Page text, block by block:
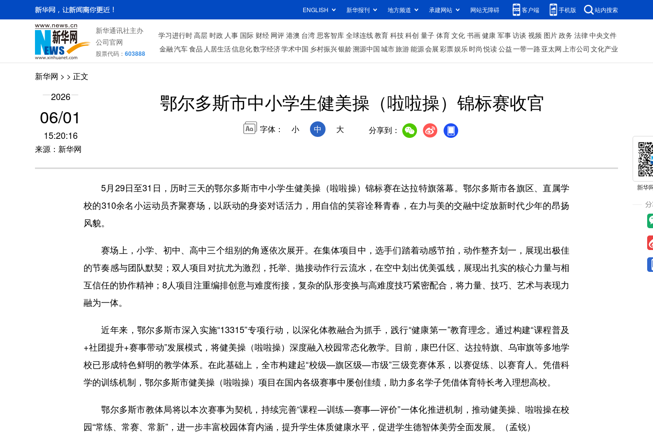
ENGLISH 新华报刊 地方频道 承建网站 网站无障碍 客户端 手机版 站内搜索
新华通讯社主办
公司官网
股票代码： 603888
学习进行时高层 时政 人事 国际 财经 网评 港澳 台湾 思客智库 全球连线教育 科技科创 量子 体育文化 书画健康 军事访谈 视频 图片政务 法律中央文件
金融汽车食品 人居生活信息化数字经济学术中国 乡村振兴银龄溯源中国城市旅游能源会展彩票娱乐时尚 悦读公益一带一路 亚太网上市公司 文化产业
新华网 > > 正文
2026
06/01
15:20:16
来源：新华网
鄂尔多斯市中小学生健美操（啦啦操）锦标赛收官
字体： 小 中 大 分享到：
5月29日至31日，历时三天的鄂尔多斯市中小学生健美操（啦啦操）锦标赛在达拉特旗落幕。鄂尔多斯市各旗区、直属学
校的310余名小运动员齐聚赛场，以跃动的身姿对话活力，用自信的笑容诠释青春，在力与美的交融中绽放新时代少年的昂扬
风貌。
赛场上，小学、初中、高中三个组别的角逐依次展开。在集体项目中，选手们踏着动感节拍，动作整齐划一，展现出极佳
的节奏感与团队默契；双人项目对抗尤为激烈，托举、抛接动作行云流水，在空中划出优美弧线，展现出扎实的核心力量与相
互信任的协作精神；8人项目注重编排创意与难度衔接，复杂的队形变换与高难度技巧紧密配合，将力量、技巧、艺术与表现力
融为一体。
近年来，鄂尔多斯市深入实施“13315”专项行动，以深化体教融合为抓手，践行“健康第一”教育理念。通过构建“课程普及
+社团提升+赛事带动”发展模式，将健美操（啦啦操）深度融入校园常态化教学。目前，康巴什区、达拉特旗、乌审旗等多地学
校已形成特色鲜明的教学体系。在此基础上，全市构建起“校级—旗区级—市级”三级竞赛体系，以赛促练、以赛育人。凭借科
学的训练机制，鄂尔多斯市健美操（啦啦操）项目在国内各级赛事中屡创佳绩，助力多名学子凭借体育特长考入理想高校。
鄂尔多斯市教体局将以本次赛事为契机，持续完善“课程—训练—赛事—评价”一体化推进机制，推动健美操、啦啦操在校
园“常练、常赛、常新”，进一步丰富校园体育内涵，提升学生体质健康水平，促进学生德智体美劳全面发展。（孟锐）